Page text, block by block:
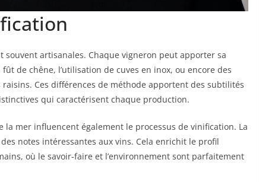
souvent artisanales. Chaque vigneron peut apporter sa
de chêne, l’utilisation de cuves en inox, ou encore des
Ces différences de méthode apportent des subtilités
qui caractérisent chaque production.
mer influencent également le processus de vinification. La
notes intéressantes aux vins. Cela enrichit le profil
où le savoir-faire et l’environnement sont parfaitement